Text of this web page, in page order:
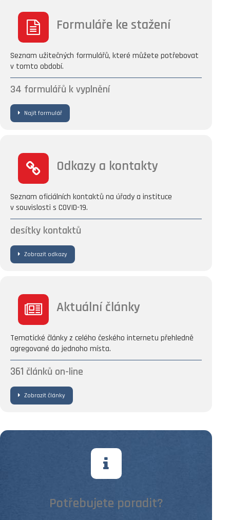
Formuláře ke stažení
Seznam užitečných formulářů, které můžete potřebovat
v tomto období.
34 formulářů k vyplnění
Najít formulář
Odkazy a kontakty
Seznam oficiálních kontaktů na úřady a instituce
v souvislosti s COVID-19.
desítky kontaktů
Zobrazit odkazy
Aktuální články
Tematické články z celého českého internetu přehledně
agregované do jednoho místa.
361 článků on-line
Zobrazit články
Potřebujete poradit?